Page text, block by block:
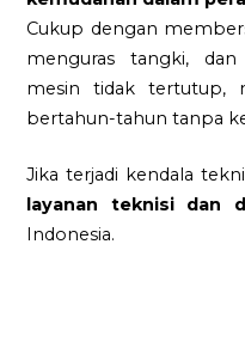
Cukup dengan
menguras tangki,
mesin tidak tertutup,
bertahun-tahun tanpa
Jika terjadi kendala
layanan teknisi dan
Indonesia.